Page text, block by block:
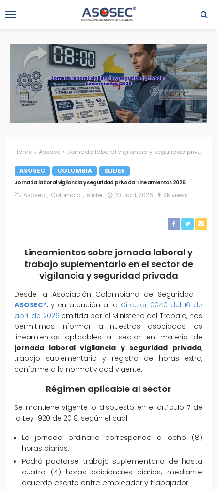
Home Asosec Jornada laboral vigilancia y seguridad privada: Lineamientos 2026
ASOSEC COLOMBIA SLIDER
Jornada laboral vigilancia y seguridad privada: Lineamientos 2026
Asosec Colombia slider 23 abril, 2026 2K views
Lineamientos sobre jornada laboral y
trabajo suplementario en el sector de
vigilancia y seguridad privada
Desde la Asociación Colombiana de Seguridad –
ASOSEC®, y en atención a la Circular 0040 del 16 de
abril de 2026 emitida por el Ministerio del Trabajo, nos
permitimos informar a nuestros asociados los
lineamientos aplicables al sector en materia de
jornada laboral vigilancia y seguridad privada,
trabajo suplementario y registro de horas extra,
conforme a la normatividad vigente.
Régimen aplicable al sector
Se mantiene vigente lo dispuesto en el artículo 7 de
la Ley 1920 de 2018, según el cual:
La jornada ordinaria corresponde a ocho (8)
horas diarias.
Podrá pactarse trabajo suplementario de hasta
cuatro (4) horas adicionales diarias, mediante
acuerdo escrito entre empleador y trabajador.